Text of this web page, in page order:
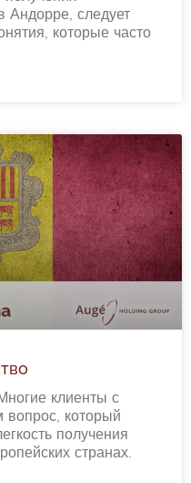
Андорре, следует
которые часто
клиенты с
вопрос, который
получения
странах.